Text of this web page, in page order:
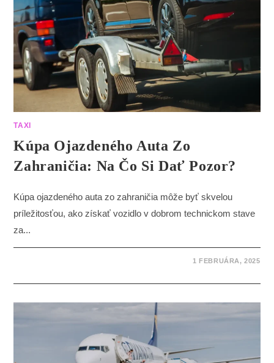
TAXI
Kúpa Ojazdeného Auta Zo
Zahraničia: Na Čo Si Dať Pozor?
Kúpa ojazdeného auta zo zahraničia môže byť skvelou
príležitosťou, ako získať vozidlo v dobrom technickom stave
za...
1 FEBRUÁRA, 2025